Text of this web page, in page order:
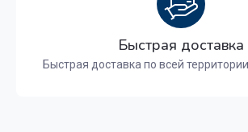
Быстрая доставка
Быстрая доставка по всей